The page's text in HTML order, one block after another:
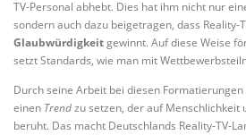
TV-Personal abhebt. Dies hat ihm nicht nur
sondern auch dazu beigetragen, dass Reality-
Glaubwürdigkeitgewinnt. Auf diese Weise
setzt Standards, wie man mit
Durch seine Arbeit bei diesen
einen Trendzu setzen, der auf Menschlichkeit
beruht. Das macht Deutschlands Reality-TV-